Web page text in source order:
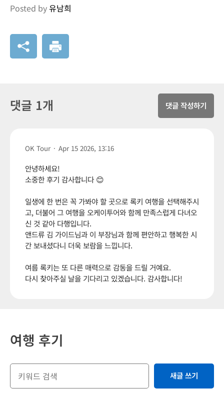
Posted by유남희
댓글 1개 댓글 작성하기
OK Tour · Apr 15 2026, 13:16
안녕하세요!
소중한 후기 감사합니다 😊
일생에 한 번은 꼭 가봐야 할 곳으로 록키 여행을 선택해주시
고, 더불어 그 여행을 오케이투어와 함께 만족스럽게 다녀오
신 것 같아 다행입니다.
앤드류 김 가이드님과 이 부장님과 함께 편안하고 행복한 시
간 보내셨다니 더욱 보람을 느낍니다.
여름 록키는 또 다른 매력으로 감동을 드릴 거예요.
다시 찾아주실 날을 기다리고 있겠습니다. 감사합니다!
여행 후기
새글 쓰기